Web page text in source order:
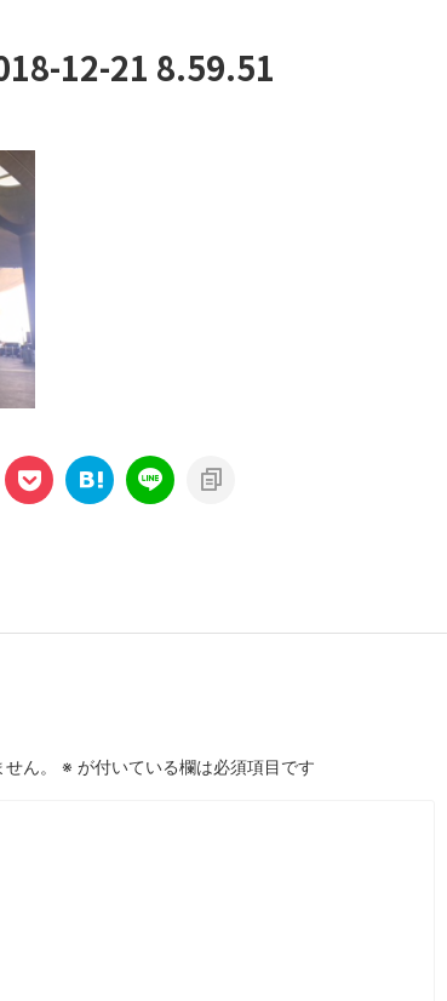
12-21 8.59.51
ん。 ※ が付いている欄は必須項目です